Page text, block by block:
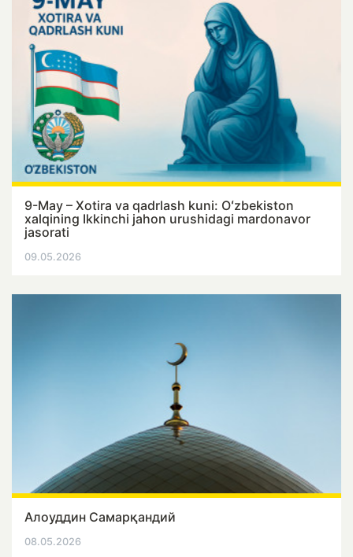
9-May – Xotira va qadrlash kuni: Oʻzbekiston
xalqining Ikkinchi jahon urushidagi mardonavor
jasorati
09.05.2026
Алоуддин Самарқандий
08.05.2026